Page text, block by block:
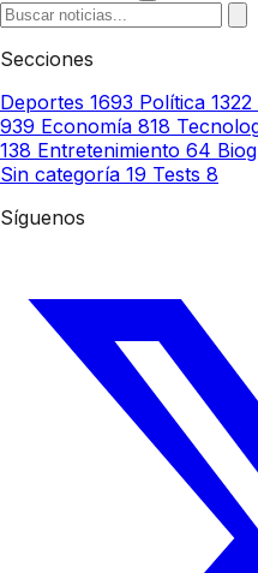
Secciones
Deportes 1693 Política 1322
939 Economía 818
138 Entretenimiento 64
Sin categoría 19 Tests 8
Síguenos